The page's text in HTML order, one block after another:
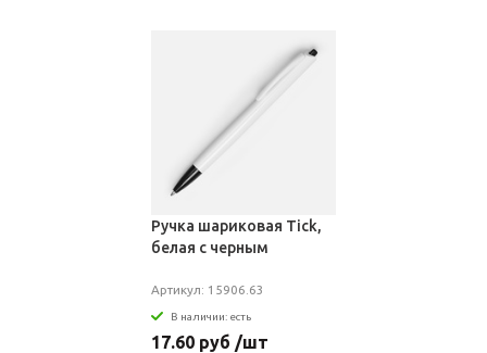
Ручка шариковая Tick,
белая с черным
Артикул: 15906.63
В наличии: есть
17.60 руб /шт